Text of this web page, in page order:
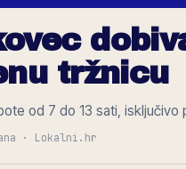
tržnicu
od 7 do 13 sati,
· Lokalni.hr